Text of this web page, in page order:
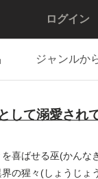
ログイン
ジャンルか
して溺愛され
喜ばせる巫(かんな
の猩々(しょうじょ